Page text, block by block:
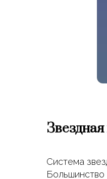
Система
Большинство